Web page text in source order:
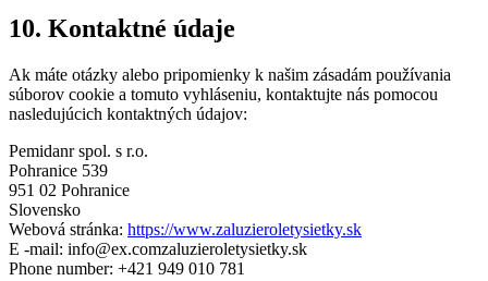
10. Kontaktné údaje
Ak máte otázky alebo pripomienky k našim zásadám používania
súborov cookie a tomuto vyhláseniu, kontaktujte nás pomocou
nasledujúcich kontaktných údajov:
Pemidanr spol. s r.o.
Pohranice 539
951 02 Pohranice
Slovensko
Webová stránka: https://www.zaluzieroletysietky.sk
E -mail: info@ex.comzaluzieroletysietky.sk
Phone number: +421 949 010 781